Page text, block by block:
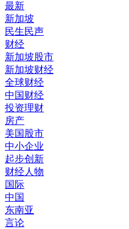
最新
新加坡
民生民声
财经
新加坡股市
新加坡财经
全球财经
中国财经
投资理财
房产
美国股市
中小企业
起步创新
财经人物
国际
中国
东南亚
言论